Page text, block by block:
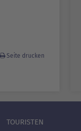
Seite drucken
TOURISTEN